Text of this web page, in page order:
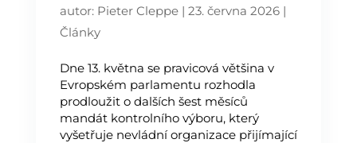
autor: Pieter Cleppe| 23. června 2026|
Články
Dne 13. května se pravicová většina v
Evropském parlamentu rozhodla
prodloužit o dalších šest měsíců
mandát kontrolního výboru, který
vyšetřuje nevládní organizace přijímající